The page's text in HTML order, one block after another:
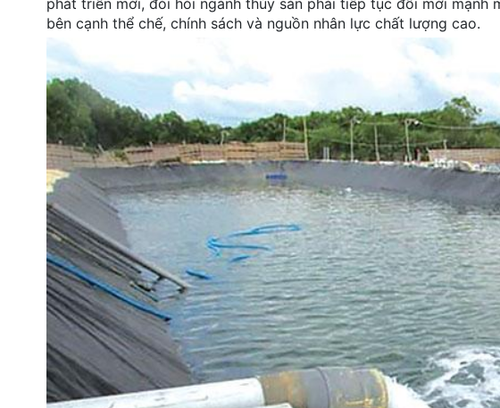
bên cạnh thể chế, chính sách và nguồn nhân lực chất lượng cao.